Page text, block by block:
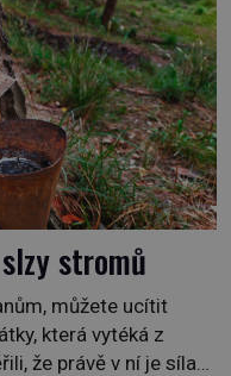
stromů
můžete ucítit
která vytéká z
že právě v ní je síla